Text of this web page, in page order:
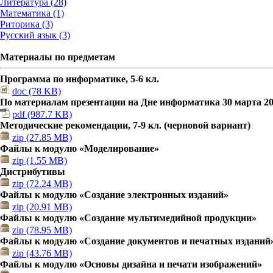
Литература (28)
Математика (1)
Риторика (3)
Русский язык (3)
Материалы по предметам
Программа по информатике, 5-6 кл.
doc (78 KB)
По материалам презентации на Дне информатика 30 марта
pdf (987.7 KB)
Методические рекомендации, 7-9 кл. (черновой вариант)
zip (27.85 MB)
Файлы к модулю «Моделирование»
zip (1.55 MB)
Дистрибутивы
zip (72.24 MB)
Файлы к модулю «Создание электронных изданий»
zip (20.91 MB)
Файлы к модулю «Создание мультимедийной продукции»
zip (78.95 MB)
Файлы к модулю «Создание документов и печатных
zip (43.76 MB)
Файлы к модулю «Основы дизайна и печати изображений»